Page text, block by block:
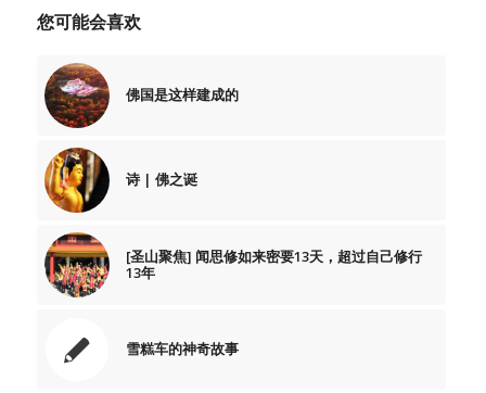
您可能会喜欢
佛国是这样建成的
诗 | 佛之诞
[圣山聚焦] 闻思修如来密要13天，超过自己修行
13年
雪糕车的神奇故事